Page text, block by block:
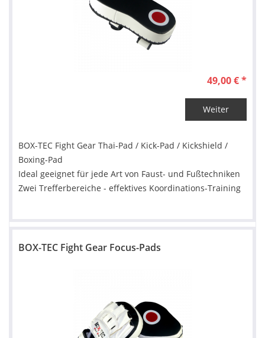
49,00 € *
Weiter
BOX-TEC Fight Gear Thai-Pad / Kick-Pad / Kickshield /
Boxing-Pad
Ideal geeignet für jede Art von Faust- und Fußtechniken
Zwei Trefferbereiche - effektives Koordinations-Training
BOX-TEC Fight Gear Focus-Pads